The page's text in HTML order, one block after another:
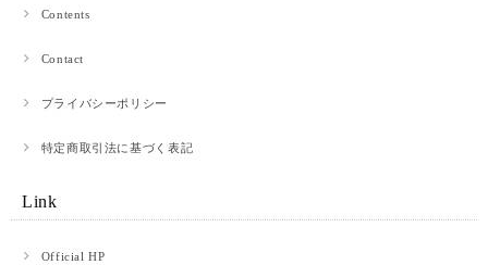
た。 使っているうちに馴染む革製品のよさと、和紙のほつれ(？)がいいアジ
す。 値段以上にとても満足しています。
【オンラインショップ限定】青竜 ロングウォレット 青竜×ブラック
Contents
Contact
プライバシーポリシー
特定商取引法に基づく表記
Link
Official HP